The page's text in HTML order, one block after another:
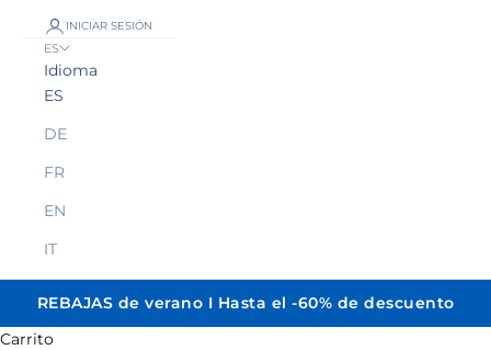
INICIAR SESIÓN
ES
Idioma
ES
DE
FR
EN
IT
REBAJAS de verano I Hasta el -60% de descuento
Carrito